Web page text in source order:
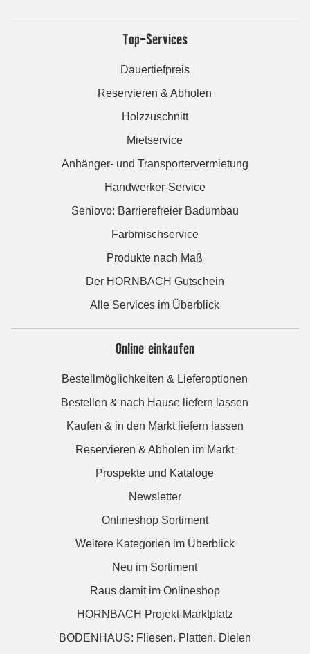
Top-Services
Dauertiefpreis
Reservieren & Abholen
Holzzuschnitt
Mietservice
Anhänger- und Transportervermietung
Handwerker-Service
Seniovo: Barrierefreier Badumbau
Farbmischservice
Produkte nach Maß
Der HORNBACH Gutschein
Alle Services im Überblick
Online einkaufen
Bestellmöglichkeiten & Lieferoptionen
Bestellen & nach Hause liefern lassen
Kaufen & in den Markt liefern lassen
Reservieren & Abholen im Markt
Prospekte und Kataloge
Newsletter
Onlineshop Sortiment
Weitere Kategorien im Überblick
Neu im Sortiment
Raus damit im Onlineshop
HORNBACH Projekt-Marktplatz
BODENHAUS: Fliesen. Platten. Dielen